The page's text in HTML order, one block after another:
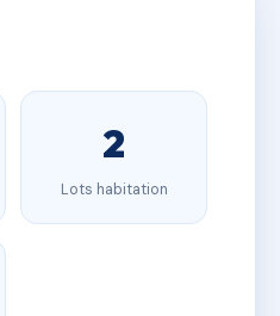
2
Lots habitation